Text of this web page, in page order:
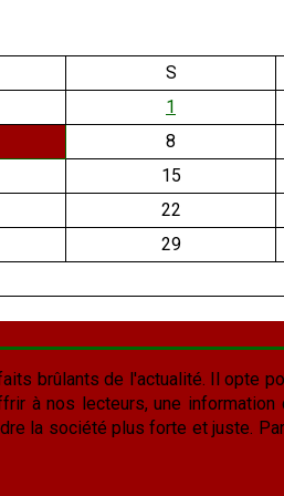
S
1
8
15
22
29
brûlants de l'actualité. Il opte
à nos lecteurs, une information
la société plus forte et juste.